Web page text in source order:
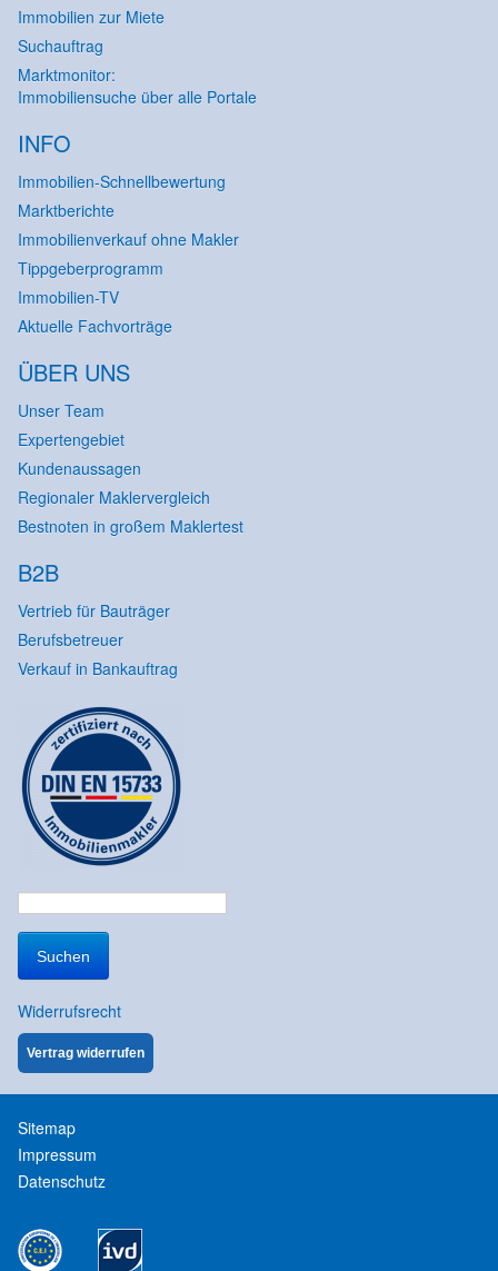
Immobilien zur Miete
Suchauftrag
Marktmonitor:
Immobiliensuche über alle Portale
INFO
Immobilien-Schnellbewertung
Marktberichte
Immobilienverkauf ohne Makler
Tippgeberprogramm
Immobilien-TV
Aktuelle Fachvorträge
ÜBER UNS
Unser Team
Expertengebiet
Kundenaussagen
Regionaler Maklervergleich
Bestnoten in großem Maklertest
B2B
Vertrieb für Bauträger
Berufsbetreuer
Verkauf in Bankauftrag
Suchen
nach:
Widerrufsrecht
Vertrag widerrufen
Sitemap
Impressum
Datenschutz